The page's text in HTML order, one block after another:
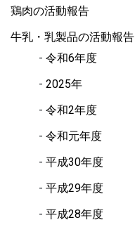
鶏肉の活動報告
牛乳・乳製品の活動報告
令和6年度
2025年
令和2年度
令和元年度
平成30年度
平成29年度
平成28年度